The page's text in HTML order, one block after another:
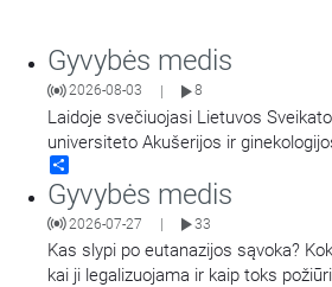
Gyvybės medis
2026-08-03 8
Laidoje svečiuojasi Lietuvos
universiteto Akušerijos ir
dėstytoja ir Lietuvos sveikatos
dekanė docentė Laura
Nuo medicinos ir sveikatos mokslų
paslapčių ir moters sveikatos.
sveikatos mokslų
…
Gyvybės medis
2026-07-27 33
Kas slypi po eutanazijos sąvoka?
kai ji legalizuojama ir kaip toks